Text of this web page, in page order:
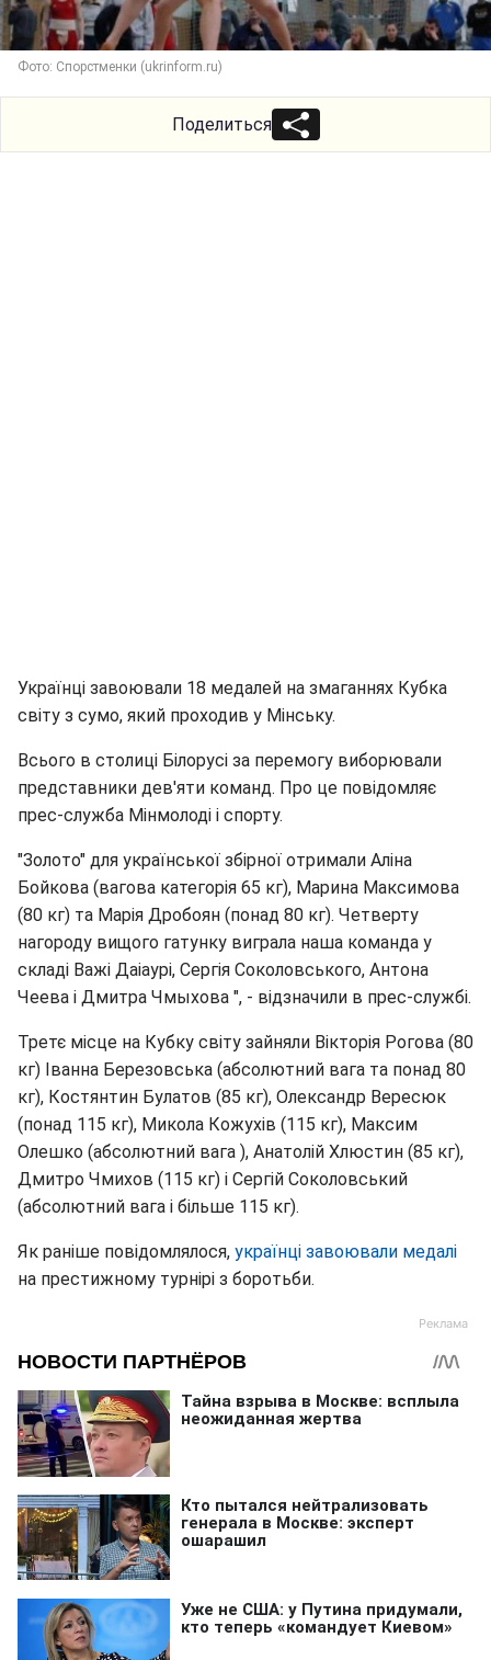
Фото: Спорстменки (ukrinform.ru)
Поделиться
Українці завоювали 18 медалей на змаганнях Кубка
світу з сумо, який проходив у Мінську.
Всього в столиці Білорусі за перемогу виборювали
представники дев'яти команд. Про це повідомляє
прес-служба Мінмолоді і спорту.
"Золото" для української збірної отримали Аліна
Бойкова (вагова категорія 65 кг), Марина Максимова
(80 кг) та Марія Дробоян (понад 80 кг). Четверту
нагороду вищого гатунку виграла наша команда у
складі Важі Даіаурі, Сергія Соколовського, Антона
Чеева і Дмитра Чмыхова ", - відзначили в прес-службі.
Третє місце на Кубку світу зайняли Вікторія Рогова (80
кг) Іванна Березовська (абсолютний вага та понад 80
кг), Костянтин Булатов (85 кг), Олександр Вересюк
(понад 115 кг), Микола Кожухів (115 кг), Максим
Олешко (абсолютний вага ), Анатолій Хлюстин (85 кг),
Дмитро Чмихов (115 кг) і Сергій Соколовський
(абсолютний вага і більше 115 кг).
Як раніше повідомлялося, українці завоювали медалі
на престижному турнірі з боротьби.